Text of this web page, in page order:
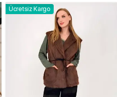
Ücretsiz Kargo